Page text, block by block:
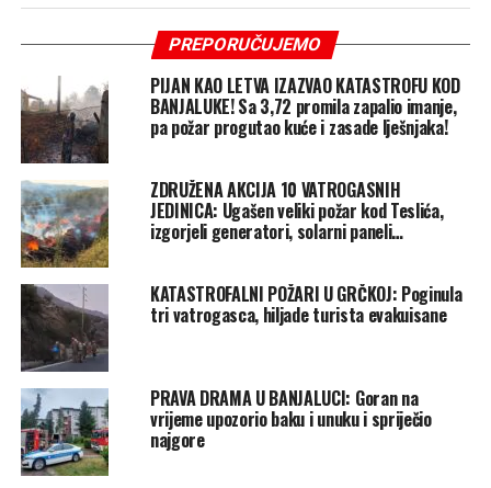
PREPORUČUJEMO
PIJAN KAO LETVA IZAZVAO KATASTROFU KOD
BANJALUKE! Sa 3,72 promila zapalio imanje,
pa požar progutao kuće i zasade lješnjaka!
ZDRUŽENA AKCIJA 10 VATROGASNIH
JEDINICA: Ugašen veliki požar kod Teslića,
izgorjeli generatori, solarni paneli…
KATASTROFALNI POŽARI U GRČKOJ: Poginula
tri vatrogasca, hiljade turista evakuisane
PRAVA DRAMA U BANJALUCI: Goran na
vrijeme upozorio baku i unuku i spriječio
najgore